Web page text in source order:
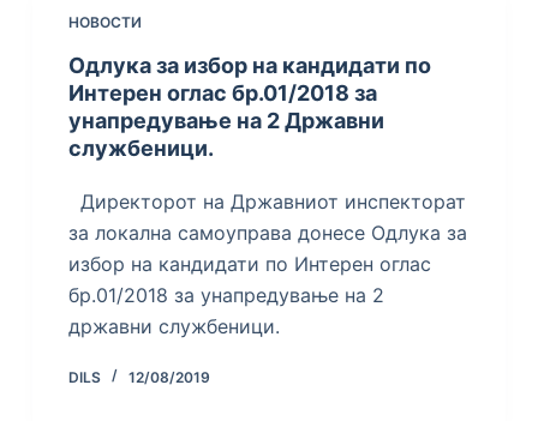
НОВОСТИ
Одлука за избор на кандидати по
Интерен оглас бр.01/2018 за
унапредување на 2 Државни
службеници.
Директорот на Државниот инспекторат
за локална самоуправа донесе Одлука за
избор на кандидати по Интерен оглас
бр.01/2018 за унапредување на 2
државни службеници.
DILS 12/08/2019